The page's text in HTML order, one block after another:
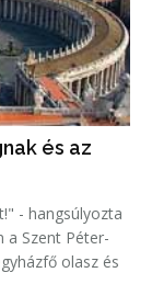
és az
- hangsúlyozta
a Szent Péter-